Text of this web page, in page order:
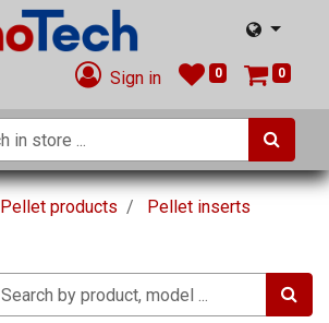
Sign in 0 0
Pellet products Pellet inserts